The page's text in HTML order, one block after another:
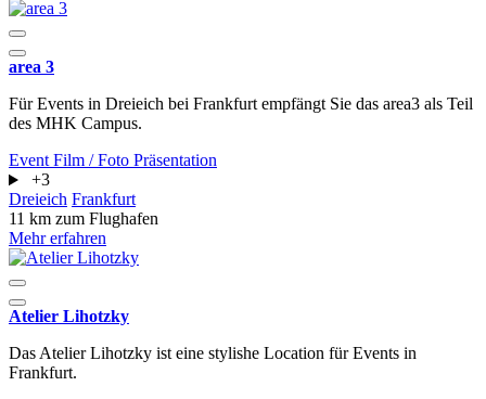
area 3
Für Events in Dreieich bei Frankfurt empfängt Sie das area3 als Teil
des MHK Campus.
Event Film / Foto Präsentation
+3
Dreieich Frankfurt
11 km zum Flughafen
Mehr erfahren
Atelier Lihotzky
Das Atelier Lihotzky ist eine stylishe Location für Events in
Frankfurt.